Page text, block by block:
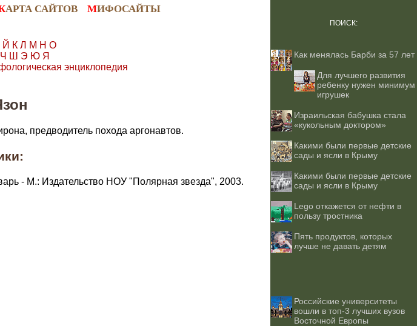
АРТА САЙТОВ МИФОСАЙТЫ
Й К Л М Н О
Ч Ш Э Ю Я
энциклопедия
предводитель похода аргонавтов.
- М.: Издательство НОУ "Полярная звезда", 2003.
ПОИСК:
Как менялась Барби за 57 лет
Для лучшего развития
ребенку нужен минимум
игрушек
Израильская бабушка стала
«кукольным доктором»
Какими были первые детские
сады и ясли в Крыму
Какими были первые детские
сады и ясли в Крыму
Lego откажется от нефти в
пользу тростника
Пять продуктов, которых
лучше не давать детям
Российские университеты
вошли в топ-3 лучших вузов
Восточной Европы